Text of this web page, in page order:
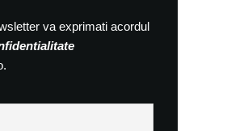
va exprimati acordul